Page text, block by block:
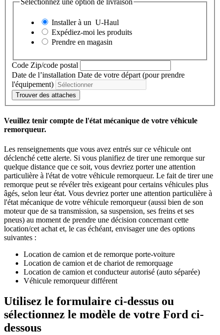
Sélectionnez une option de livraison
Installer à un U-Haul
Expédiez-moi les produits
Prendre en magasin
Code Zip/code postal
Date de l’installation Date de votre départ (pour prendre
l'équipement)
Trouver des attaches
Veuillez tenir compte de l'état mécanique de votre véhicule
remorqueur.
Les renseignements que vous avez entrés sur ce véhicule ont
déclenché cette alerte. Si vous planifiez de tirer une remorque sur
quelque distance que ce soit, vous devriez porter une attention
particulière à l'état de votre véhicule remorqueur. Le fait de tirer une
remorque peut se révéler très exigeant pour certains véhicules plus
âgés, selon leur état. Vous devriez porter une attention particulière à
l'état mécanique de votre véhicule remorqueur (aussi bien de son
moteur que de sa transmission, sa suspension, ses freins et ses
pneus) au moment de prendre une décision concernant cette
location/cet achat et, le cas échéant, envisager une des options
suivantes :
Location de camion et de remorque porte-voiture
Location de camion et de chariot de remorquage
Location de camion et conducteur autorisé (auto séparée)
Véhicule remorqueur différent
Utilisez le formulaire ci-dessus ou
sélectionnez le modèle de votre Ford ci-
dessous